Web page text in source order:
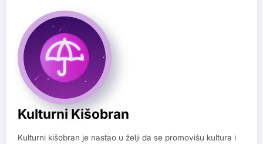
Kulturni Kišobran
Kulturni kišobran je nastao u želji da se promovišu kultura i